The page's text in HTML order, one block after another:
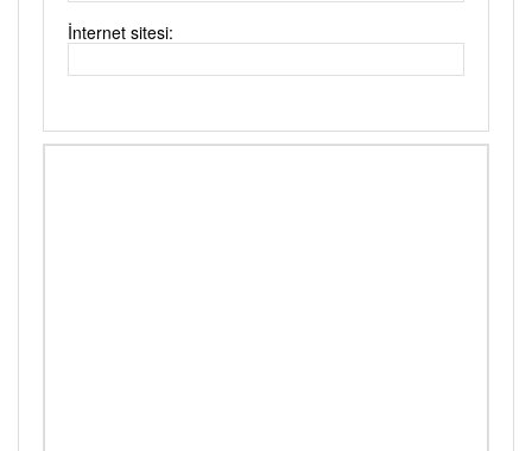
İnternet sitesi: